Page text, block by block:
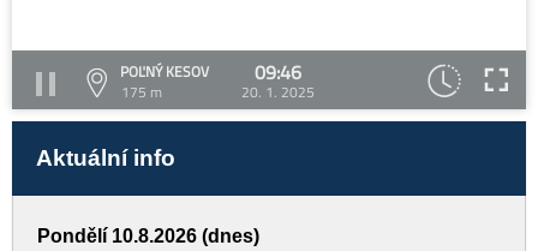
POĽNÝ KESOV
175 m
09:46
20. 1. 2025
Aktuální info
Pondělí 10.8.2026 (dnes)